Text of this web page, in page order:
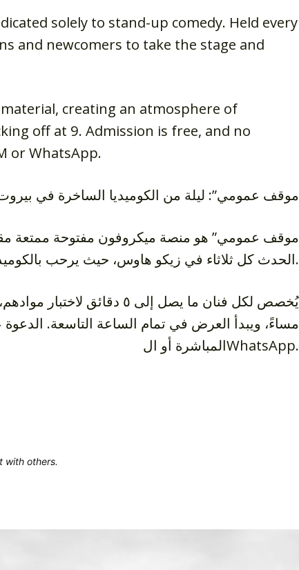
solely to stand-up comedy. Held every
and newcomers to take the stage and
creating an atmosphere of
off at 9. Admission is free, and no
or WhatsApp.
“موقف عمومي”: ليلة من الكوميديا الساخرة في
الحدث كل ثلاثاء في زيكو هاوس، حيث يرحب بالكوميديين المحترفين والمبتدئين للصعود على المسرح ومشاركة الضحك والفكاهة.
يُخصص لكل فنان ما يصل إلى
مساءً، ويبدأ العرض في تمام الساعة التاسعة.
المباشرة أو الWhatsApp.
with others.